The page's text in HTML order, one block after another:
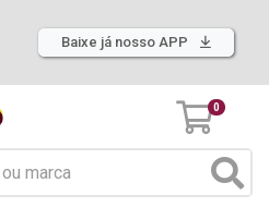
Baixe já nosso APP
0